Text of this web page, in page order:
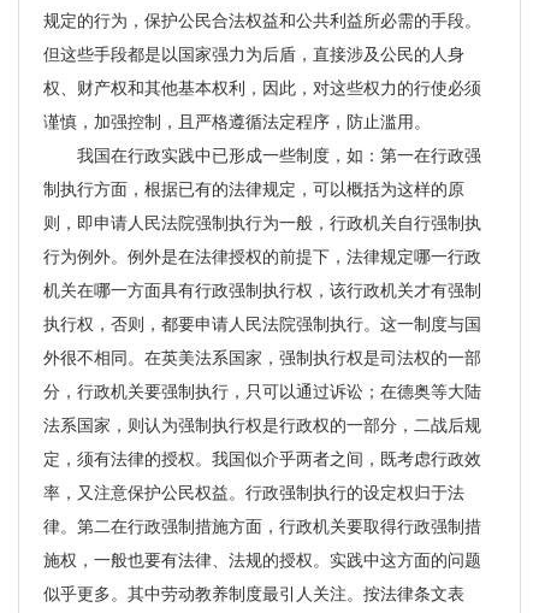
规定的行为，保护公民合法权益和公共利益所必需的手段。
但这些手段都是以国家强力为后盾，直接涉及公民的人身
权、财产权和其他基本权利，因此，对这些权力的行使必须
谨慎，加强控制，且严格遵循法定程序，防止滥用。
我国在行政实践中已形成一些制度，如：第一在行政强
制执行方面，根据已有的法律规定，可以概括为这样的原
则，即申请人民法院强制执行为一般，行政机关自行强制执
行为例外。例外是在法律授权的前提下，法律规定哪一行政
机关在哪一方面具有行政强制执行权，该行政机关才有强制
执行权，否则，都要申请人民法院强制执行。这一制度与国
外很不相同。在英美法系国家，强制执行权是司法权的一部
分，行政机关要强制执行，只可以通过诉讼；在德奥等大陆
法系国家，则认为强制执行权是行政权的一部分，二战后规
定，须有法律的授权。我国似介乎两者之间，既考虑行政效
率，又注意保护公民权益。行政强制执行的设定权归于法
律。第二在行政强制措施方面，行政机关要取得行政强制措
施权，一般也要有法律、法规的授权。实践中这方面的问题
似乎更多。其中劳动教养制度最引人关注。按法律条文表